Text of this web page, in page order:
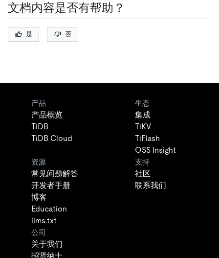
文档内容是否有帮助？
是 否
产品
产品概览
TiDB
TiDB Cloud
生态
集成
TiKV
TiFlash
OSS Insight
资源
常见问题解答
开发者手册
博客
Education
llms.txt
支持
社区
联系我们
公司
关于我们
招贤纳士